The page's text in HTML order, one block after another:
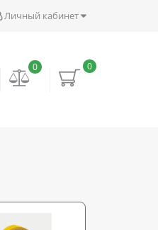
Личный кабинет
0
0